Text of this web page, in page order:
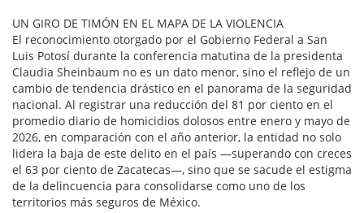
UN GIRO DE TIMÓN EN EL MAPA DE LA VIOLENCIA
El reconocimiento otorgado por el Gobierno Federal a San
Luis Potosí durante la conferencia matutina de la presidenta
Claudia Sheinbaum no es un dato menor, sino el reflejo de un
cambio de tendencia drástico en el panorama de la seguridad
nacional. Al registrar una reducción del 81 por ciento en el
promedio diario de homicidios dolosos entre enero y mayo de
2026, en comparación con el año anterior, la entidad no solo
lidera la baja de este delito en el país —superando con creces
el 63 por ciento de Zacatecas—, sino que se sacude el estigma
de la delincuencia para consolidarse como uno de los
territorios más seguros de México.